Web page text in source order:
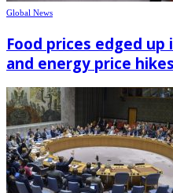
Global News
Food prices edged up
and energy price hikes